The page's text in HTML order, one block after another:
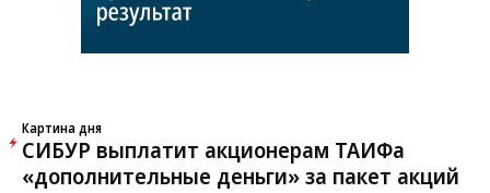
Картина дня
СИБУР выплатит акционерам ТАИФа
«дополнительные деньги» за пакет акций